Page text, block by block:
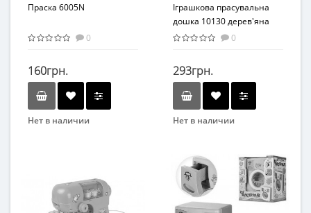
Праска 6005N
0
160грн.
Нет в наличии
От 3 лет
Іграшкова прасувальна
дошка 10130 дерев'яна
0
293грн.
Нет в наличии
Вид
Игровой набор
Возраст